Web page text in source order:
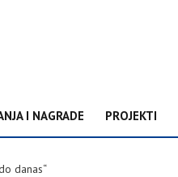
I NAGRADE PROJEKTI
danas“